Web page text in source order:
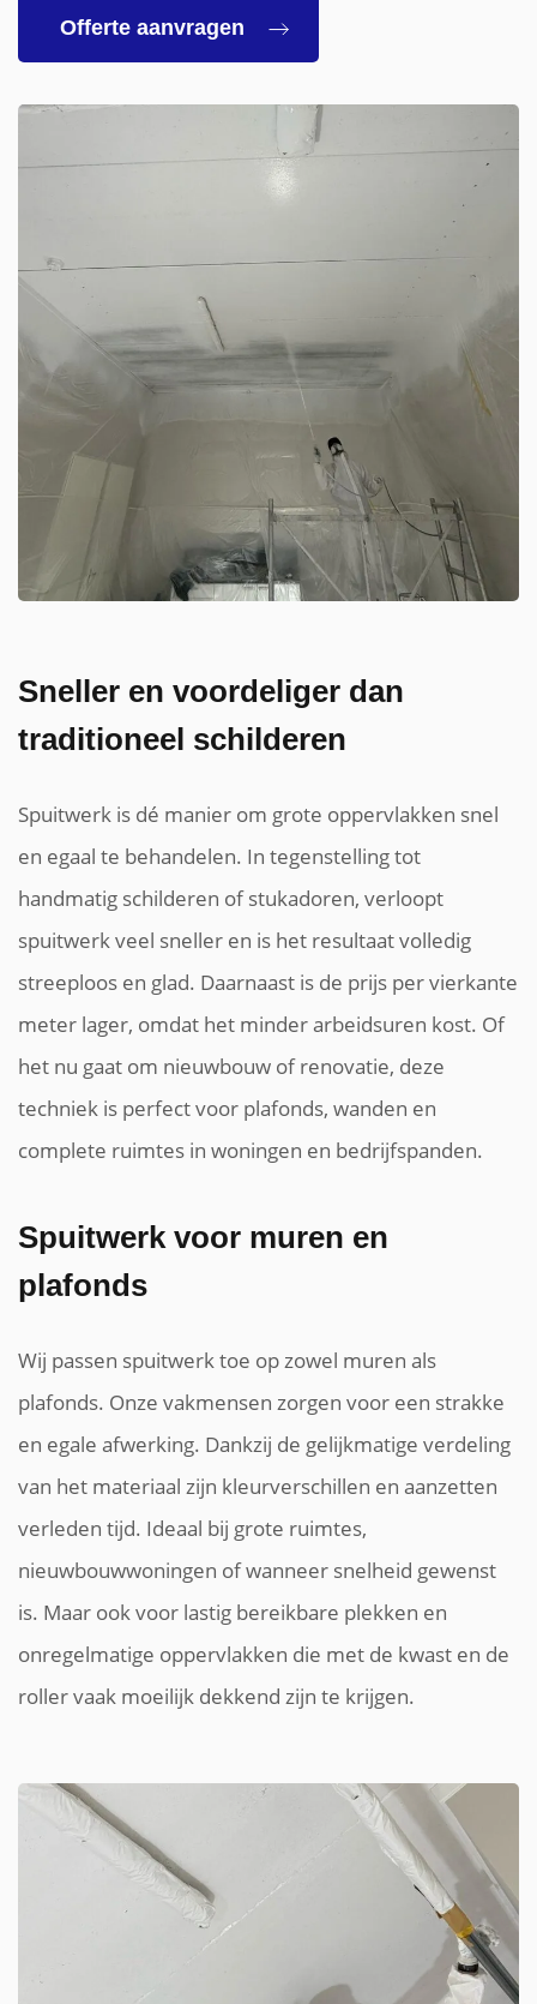
Offerte aanvragen
Sneller en voordeliger dan
traditioneel schilderen
Spuitwerk is dé manier om grote oppervlakken snel
en egaal te behandelen. In tegenstelling tot
handmatig schilderen of stukadoren, verloopt
spuitwerk veel sneller en is het resultaat volledig
streeploos en glad. Daarnaast is de prijs per vierkante
meter lager, omdat het minder arbeidsuren kost. Of
het nu gaat om nieuwbouw of renovatie, deze
techniek is perfect voor plafonds, wanden en
complete ruimtes in woningen en bedrijfspanden.
Spuitwerk voor muren en
plafonds
Wij passen spuitwerk toe op zowel muren als
plafonds. Onze vakmensen zorgen voor een strakke
en egale afwerking. Dankzij de gelijkmatige verdeling
van het materiaal zijn kleurverschillen en aanzetten
verleden tijd. Ideaal bij grote ruimtes,
nieuwbouwwoningen of wanneer snelheid gewenst
is. Maar ook voor lastig bereikbare plekken en
onregelmatige oppervlakken die met de kwast en de
roller vaak moeilijk dekkend zijn te krijgen.